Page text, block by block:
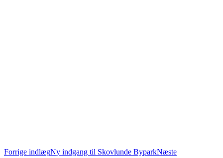
Indlægsnavigation
Forrige indlægNy indgang til Skovlunde ByparkNæste